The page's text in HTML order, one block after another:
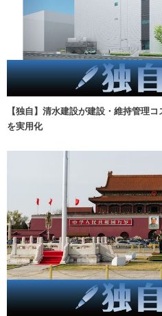
【独自】清水建設が建設・維持管理
を実用化